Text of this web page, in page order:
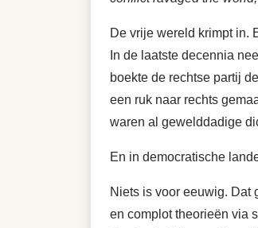
De vrije wereld krimpt in.
In de laatste decennia
boekte de rechtse partij
een ruk naar rechts
waren al gewelddadige
En in democratische
Niets is voor eeuwig. Dat
en complot theorieën via